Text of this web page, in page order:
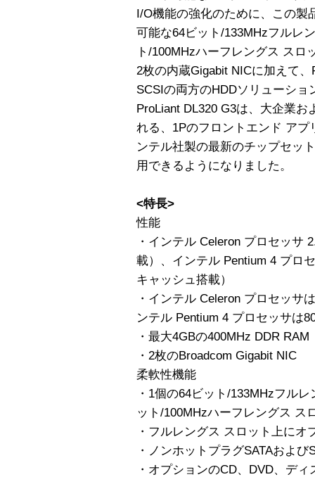
I/O機能の強化のために、この製
可能な64ビット/133MHzフルレ
ト/100MHzハーフレングス スロ
2枚の内蔵Gigabit NICに加えて
SCSIの両方のHDDソリューショ
ProLiant DL320 G3は、大企業
れる、1Pのフロントエンド ア
ンテル社製の最新のチップセッ
用できるようになりました。
<特長>
性能
・インテル Celeron プロセッサ
載）、インテル Pentium 4 プロ
キャッシュ搭載）
・インテル Celeron プロセッサ
ンテル Pentium 4 プロセッサは
・最大4GBの400MHz DDR RAM
・2枚のBroadcom Gigabit NIC
柔軟性機能
・1個の64ビット/133MHzフル
ット/100MHzハーフレングス ス
・フルレングス スロット上にオ
・ノンホットプラグSATAおよ
・オプションのCD、DVD、デ